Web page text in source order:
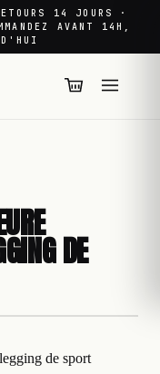
14 JOURS ·
AVANT 14H,
DE
de sport